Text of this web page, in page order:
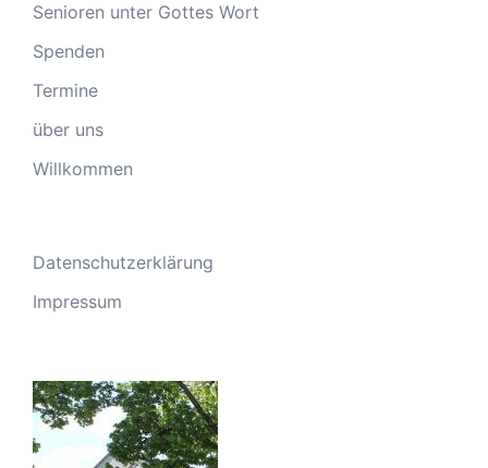
Senioren unter Gottes Wort
Spenden
Termine
über uns
Willkommen
Datenschutzerklärung
Impressum